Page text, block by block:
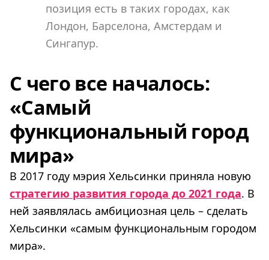
позиция есть в таких городах, как
Лондон, Барселона, Амстердам и
Сингапур.
С чего все началось:
«Самый
функциональный город
мира»
В 2017 году мэрия Хельсинки приняла новую
стратегию развития города до 2021 года. В
ней заявлялась амбициозная цель – сделать
Хельсинки «самым функциональным городом
мира».